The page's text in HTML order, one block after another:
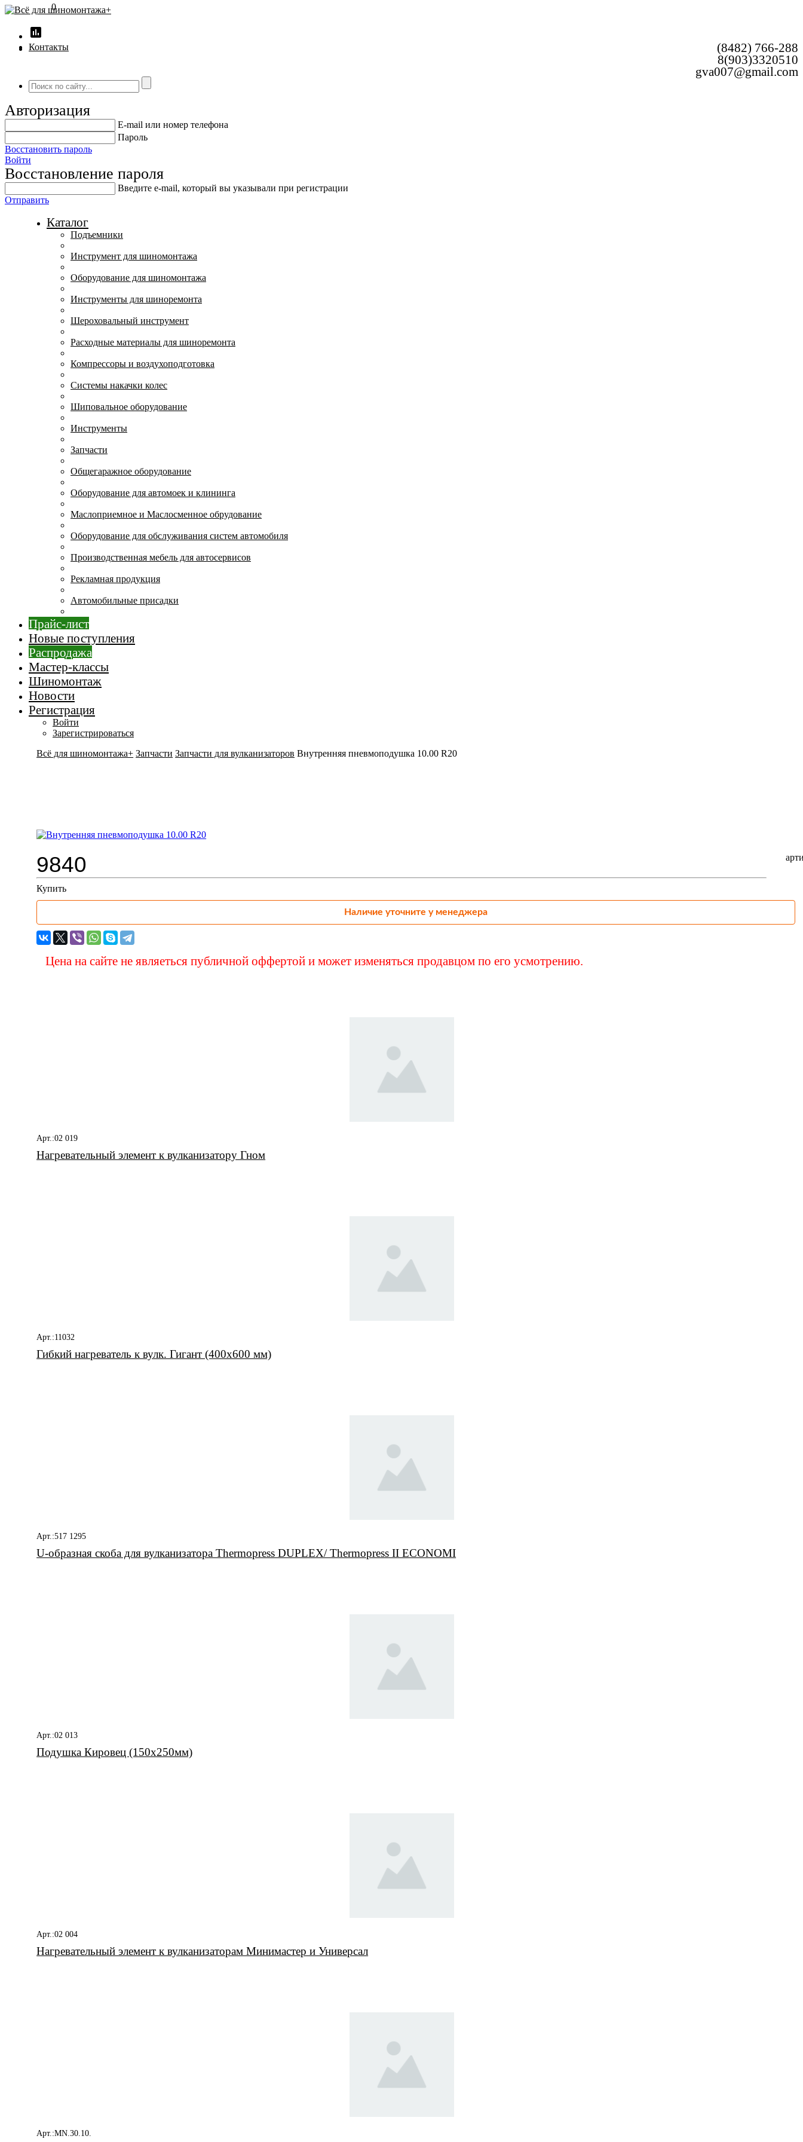
insert_chart
0
Контакты
(8482) 766-288
8(903)3320510
gva007@gmail.com
Авторизация
E-mail или номер телефона
Пароль
Восстановить пароль
Войти
Восстановление пароля
Введите е-mail, который вы указывали при регистрации
Отправить
Каталог
Подъемники
Инструмент для шиномонтажа
Оборудование для шиномонтажа
Инструменты для шиноремонта
Шероховальный инструмент
Расходные материалы для шиноремонта
Компрессоры и воздухоподготовка
Системы накачки колес
Шиповальное оборудование
Инструменты
Запчасти
Общегаражное оборудование
Оборудование для автомоек и клининга
Маслоприемное и Маслосменное обрудование
Оборудование для обслуживания систем автомобиля
Производственная мебель для автосервисов
Рекламная продукция
Автомобильные присадки
Прайс-лист
Новые поступления
Распродажа
Мастер-классы
Шиномонтаж
Новости
Регистрация
Войти
Зарегистрироваться
Всё для шиномонтажа+ Запчасти Запчасти для вулканизаторов Внутренняя пневмоподушка 10.00 R20
9840
Купить
Наличие уточните у менеджера
Цена на сайте не являеться публичной оффертой и может изменяться продавцом по его усмотрению.
Арт.:02 019
Нагревательный элемент к вулканизатору Гном
Арт.:11032
Гибкий нагреватель к вулк. Гигант (400x600 мм)
Арт.:517 1295
U-образная скоба для вулканизатора Thermopress DUPLEX/ Thermopress II ECONOMI
Арт.:02 013
Подушка Кировец (150х250мм)
Арт.:02 004
Нагревательный элемент к вулканизаторам Минимастер и Универсал
Арт.:MN.30.10.